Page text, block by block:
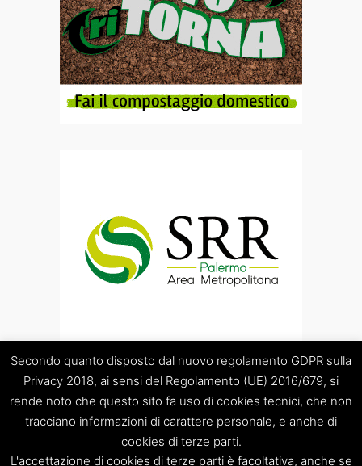
“Società Regolamentazione del servizio di gestione Rifiuti
“Palermo Area Metropolitana” S.C.p.A.
Secondo quanto disposto dal nuovo regolamento GDPR sulla
Privacy 2018, ai sensi del Regolamento (UE) 2016/679, si
rende noto che questo sito fa uso di cookies tecnici, che non
tracciano informazioni di carattere personale, e anche di
cookies di terze parti.
L'accettazione di cookies di terze parti è facoltativa, anche se